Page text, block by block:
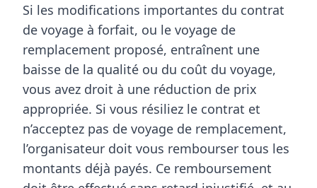
Si les modifications importantes du contrat
de voyage à forfait, ou le voyage de
remplacement proposé, entraînent une
baisse de la qualité ou du coût du voyage,
vous avez droit à une réduction de prix
appropriée. Si vous résiliez le contrat et
n’acceptez pas de voyage de remplacement,
l’organisateur doit vous rembourser tous les
montants déjà payés. Ce remboursement